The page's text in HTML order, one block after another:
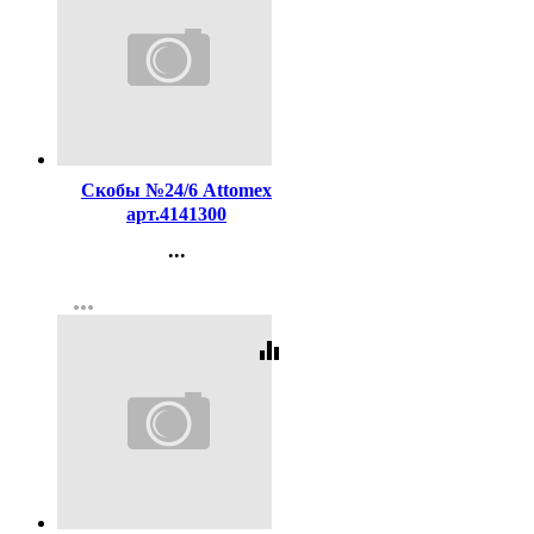
Скобы №24/6 Attomex
арт.4141300
...
Регистрация
more_horiz
equalizer